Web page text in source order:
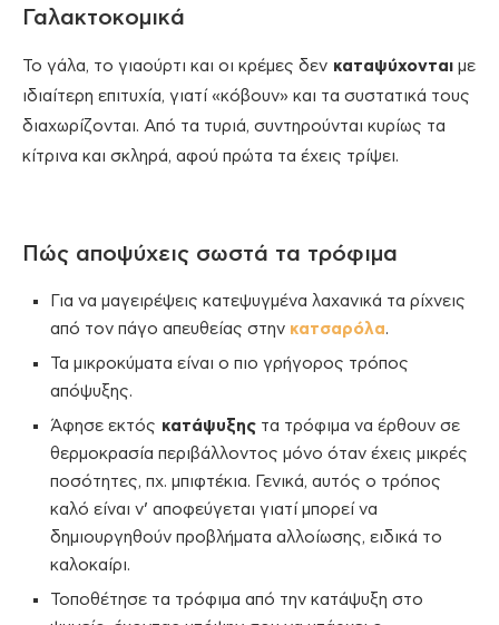
Γαλακτοκομικά
Το γάλα, το γιαούρτι και οι κρέμες δεν καταψύχονται με
ιδιαίτερη επιτυχία, γιατί «κόβουν» και τα συστατικά τους
διαχωρίζονται. Από τα τυριά, συντηρούνται κυρίως τα
κίτρινα και σκληρά, αφού πρώτα τα έχεις τρίψει.
Πώς αποψύχεις σωστά τα τρόφιμα
Για να μαγειρέψεις κατεψυγμένα λαχανικά τα ρίχνεις
από τον πάγο απευθείας στην κατσαρόλα.
Τα μικροκύματα είναι ο πιο γρήγορος τρόπος
απόψυξης.
Άφησε εκτός κατάψυξης τα τρόφιμα να έρθουν σε
θερμοκρασία περιβάλλοντος μόνο όταν έχεις μικρές
ποσότητες, πχ. μπιφτέκια. Γενικά, αυτός ο τρόπος
καλό είναι ν’ αποφεύγεται γιατί μπορεί να
δημιουργηθούν προβλήματα αλλοίωσης, ειδικά το
καλοκαίρι.
Τοποθέτησε τα τρόφιμα από την κατάψυξη στο